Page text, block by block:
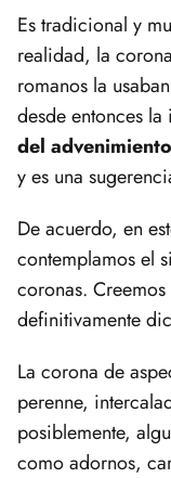
Es tradicional y
realidad, la
romanos la
desde entonces
del advenimiento
y es una
De acuerdo, en
contemplamos el
coronas.
definitivamente
La corona de
perenne,
posiblemente,
como adornos,